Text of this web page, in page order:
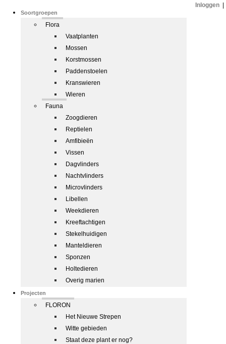
Soortgroepen
Flora
Vaatplanten
Mossen
Korstmossen
Paddenstoelen
Kranswieren
Wieren
Fauna
Zoogdieren
Reptielen
Amfibieën
Vissen
Dagvlinders
Nachtvlinders
Microvlinders
Libellen
Weekdieren
Kreeftachtigen
Stekelhuidigen
Manteldieren
Sponzen
Holtedieren
Overig marien
Projecten
FLORON
Het Nieuwe Strepen
Witte gebieden
Staat deze plant er nog?
Inloggen